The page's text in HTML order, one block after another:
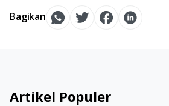
Bagikan
Artikel Populer